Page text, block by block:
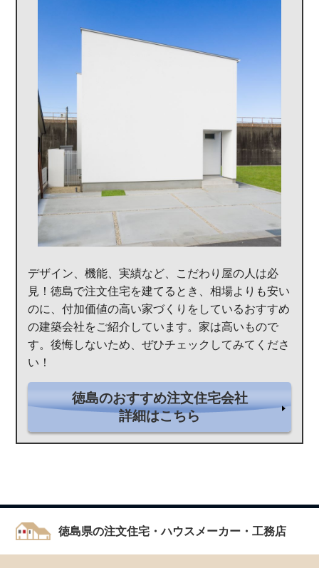
デザイン、機能、実績など、こだわり屋の人は必
見！徳島で注文住宅を建てるとき、相場よりも安い
のに、付加価値の高い家づくりをしているおすすめ
の建築会社をご紹介しています。家は高いもので
す。後悔しないため、ぜひチェックしてみてくださ
い！
徳島のおすすめ注文住宅会社
詳細はこちら
徳島県の注文住宅・ハウスメーカー・工務店